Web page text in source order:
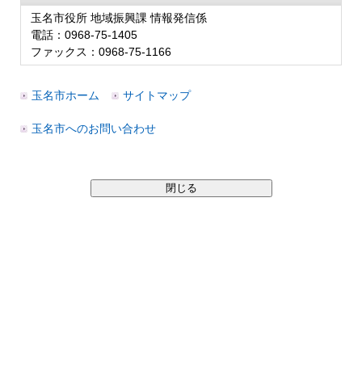
玉名市役所 地域振興課 情報発信係
電話：0968-75-1405
ファックス：0968-75-1166
玉名市ホーム サイトマップ
玉名市へのお問い合わせ